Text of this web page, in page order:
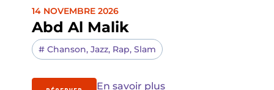
14 NOVEMBRE 2026
Abd Al Malik
# Chanson, Jazz, Rap, Slam
En savoir plus